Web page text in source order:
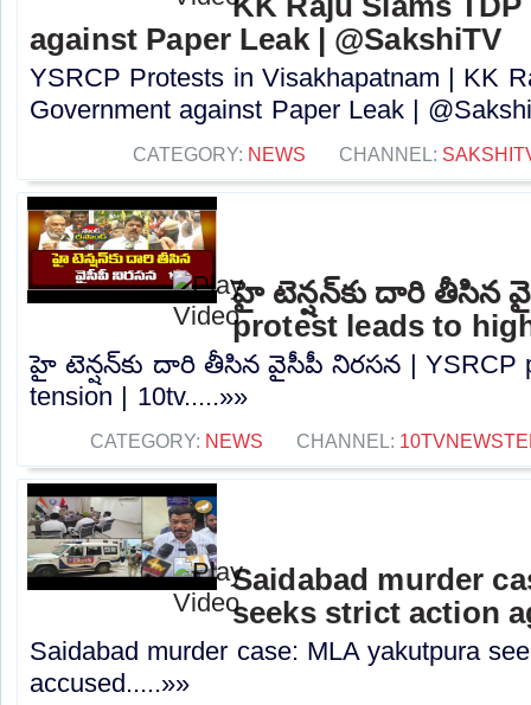
against Paper Leak | @SakshiTV
YSRCP Protests in Visakhapatnam | KK
Government against Paper Leak |
CATEGORY: NEWS CHANNEL:
హై టెన్షన్‌కు దారి తీసిన
protest leads to
హై టెన్షన్‌కు దారి తీసిన వైసీపీ నిరసన | YSRCP
tension | 10tv.....»»
CATEGORY: NEWS CHANNEL:
Saidabad murder
seeks strict action
Saidabad murder case: MLA yakutpura
accused.....»»